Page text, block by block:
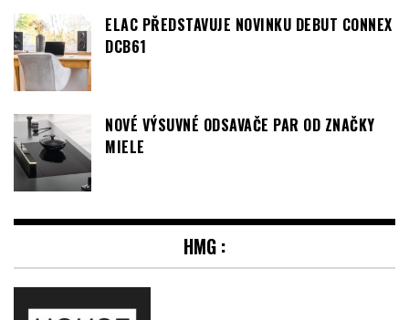
ELAC PŘEDSTAVUJE NOVINKU DEBUT CONNEX
DCB61
NOVÉ VÝSUVNÉ ODSAVAČE PAR OD ZNAČKY
MIELE
HMG :